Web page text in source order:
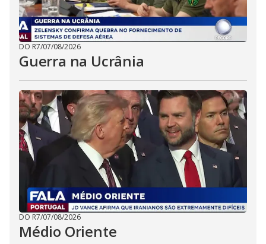
DO R7/07/08/2026
Guerra na Ucrânia
DO R7/07/08/2026
Médio Oriente